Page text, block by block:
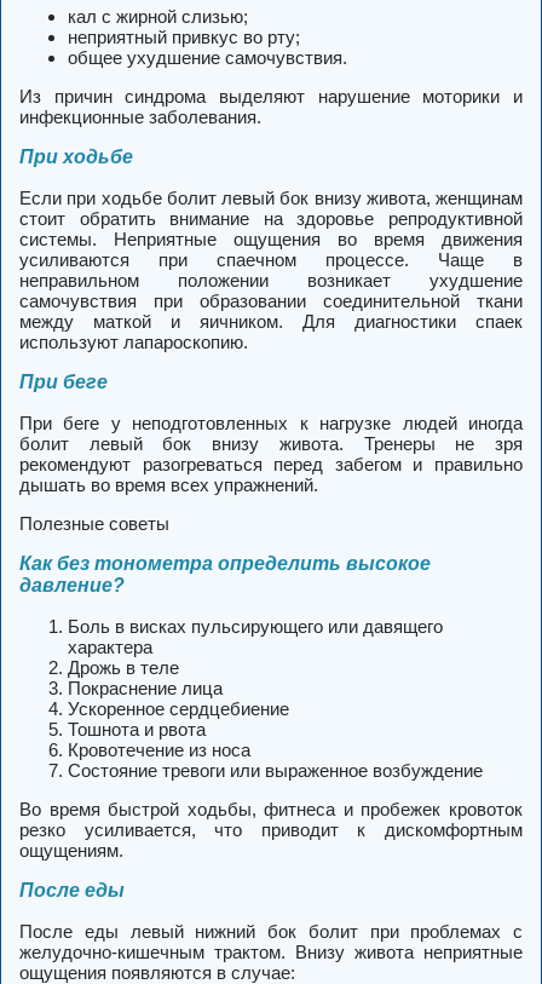
кал с жирной слизью;
неприятный привкус во рту;
общее ухудшение самочувствия.
Из причин синдрома выделяют нарушение моторики и
инфекционные заболевания.
При ходьбе
Если при ходьбе болит левый бок внизу живота, женщинам
стоит обратить внимание на здоровье репродуктивной
системы. Неприятные ощущения во время движения
усиливаются при спаечном процессе. Чаще в
неправильном положении возникает ухудшение
самочувствия при образовании соединительной ткани
между маткой и яичником. Для диагностики спаек
используют лапароскопию.
При беге
При беге у неподготовленных к нагрузке людей иногда
болит левый бок внизу живота. Тренеры не зря
рекомендуют разогреваться перед забегом и правильно
дышать во время всех упражнений.
Полезные советы
Как без тонометра определить высокое
давление?
Боль в висках пульсирующего или давящего
характера
Дрожь в теле
Покраснение лица
Ускоренное сердцебиение
Тошнота и рвота
Кровотечение из носа
Состояние тревоги или выраженное возбуждение
Во время быстрой ходьбы, фитнеса и пробежек кровоток
резко усиливается, что приводит к дискомфортным
ощущениям.
После еды
После еды левый нижний бок болит при проблемах с
желудочно-кишечным трактом. Внизу живота неприятные
ощущения появляются в случае: